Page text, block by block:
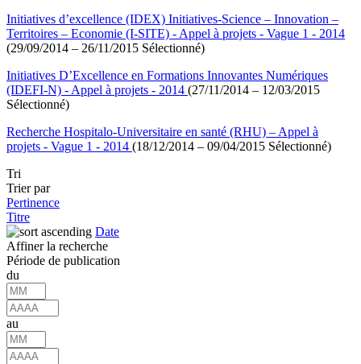
Initiatives d’excellence (IDEX) Initiatives-Science – Innovation –
Territoires – Economie (I-SITE) - Appel à projets - Vague 1 - 2014
(29/09/2014 – 26/11/2015 Sélectionné)
Initiatives D’Excellence en Formations Innovantes Numériques
(IDEFI-N) - Appel à projets - 2014 (27/11/2014 – 12/03/2015
Sélectionné)
Recherche Hospitalo-Universitaire en santé (RHU) – Appel à
projets - Vague 1 - 2014 (18/12/2014 – 09/04/2015 Sélectionné)
Tri
Trier par
Pertinence
Titre
Date
Affiner la recherche
Période de publication
du
au